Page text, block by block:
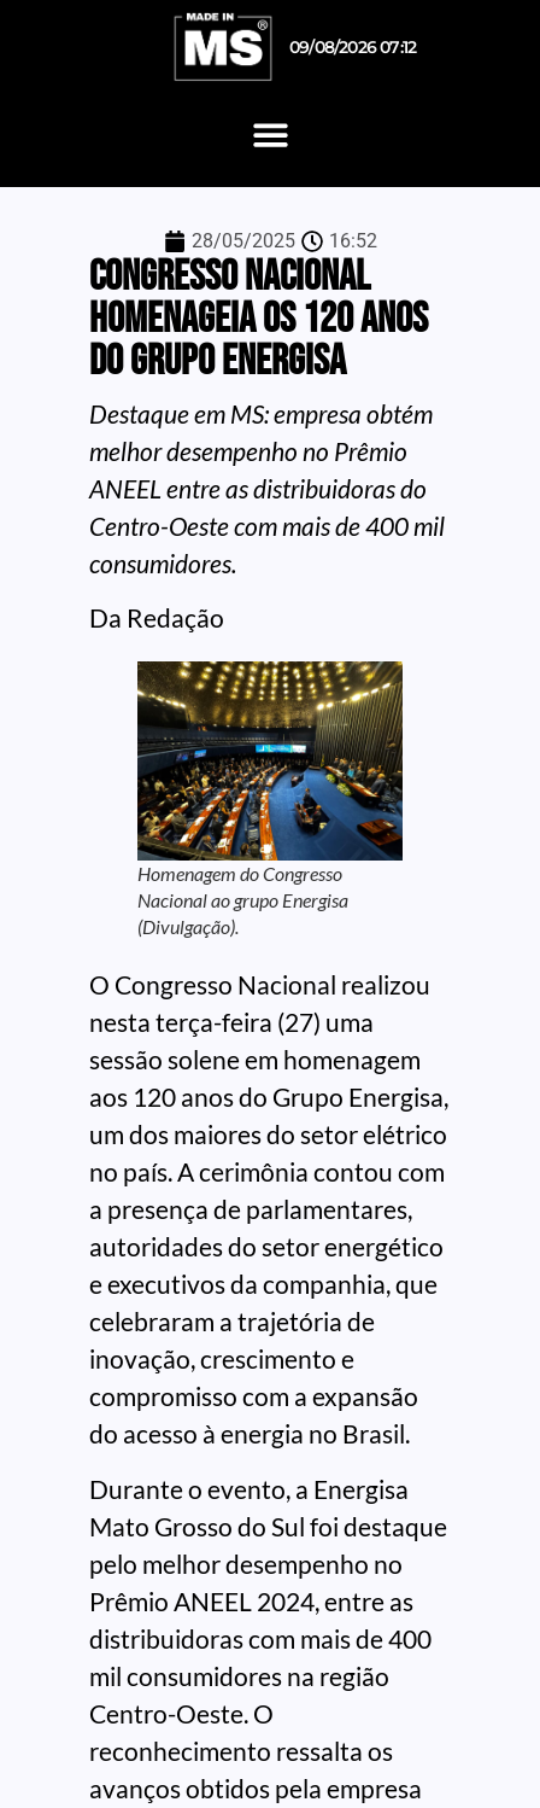
09/08/2026 07:12
28/05/2025 16:52
Congresso Nacional
homenageia os 120 anos
do grupo Energisa
Destaque em MS: empresa obtém
melhor desempenho no Prêmio
ANEEL entre as distribuidoras do
Centro-Oeste com mais de 400 mil
consumidores.
Da Redação
Homenagem do Congresso
Nacional ao grupo Energisa
(Divulgação).
O Congresso Nacional realizou
nesta terça-feira (27) uma
sessão solene em homenagem
aos 120 anos do Grupo Energisa,
um dos maiores do setor elétrico
no país. A cerimônia contou com
a presença de parlamentares,
autoridades do setor energético
e executivos da companhia, que
celebraram a trajetória de
inovação, crescimento e
compromisso com a expansão
do acesso à energia no Brasil.
Durante o evento, a Energisa
Mato Grosso do Sul foi destaque
pelo melhor desempenho no
Prêmio ANEEL 2024, entre as
distribuidoras com mais de 400
mil consumidores na região
Centro-Oeste. O
reconhecimento ressalta os
avanços obtidos pela empresa